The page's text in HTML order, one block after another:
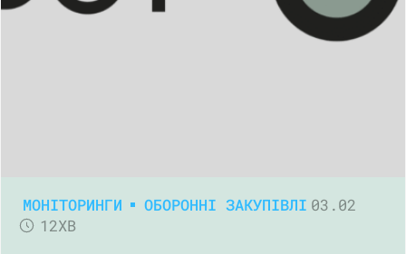
МОНІТОРИНГИ ОБОРОННІ ЗАКУПІВЛІ 03.02
12ХВ